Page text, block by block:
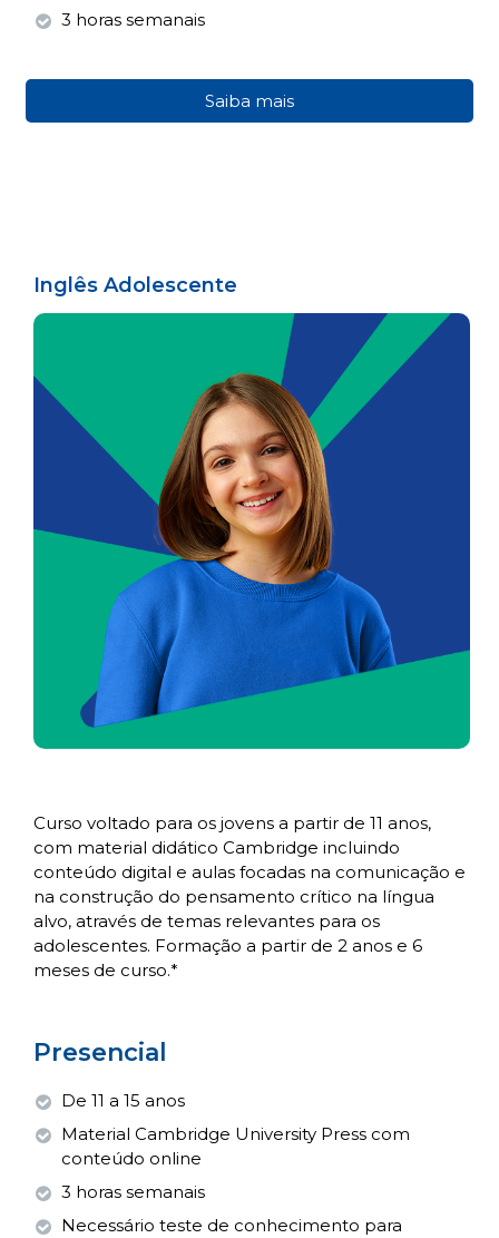
3 horas semanais
Saiba mais
Inglês Adolescente
Curso voltado para os jovens a partir de 11 anos,
com material didático Cambridge incluindo
conteúdo digital e aulas focadas na comunicação e
na construção do pensamento crítico na língua
alvo, através de temas relevantes para os
adolescentes. Formação a partir de 2 anos e 6
meses de curso.*
Presencial
De 11 a 15 anos
Material Cambridge University Press com
conteúdo online
3 horas semanais
Necessário teste de conhecimento para